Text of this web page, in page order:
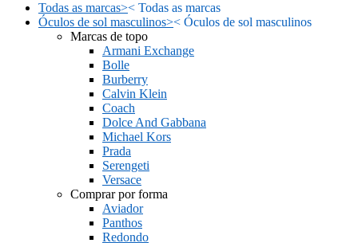
Todas as marcas>< Todas as marcas
Óculos de sol masculinos>< Óculos de sol masculinos
Marcas de topo
Armani Exchange
Bolle
Burberry
Calvin Klein
Coach
Dolce And Gabbana
Michael Kors
Prada
Serengeti
Versace
Comprar por forma
Aviador
Panthos
Redondo